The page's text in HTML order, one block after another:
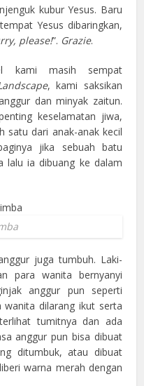
kubur Yesus. Baru
Yesus dibaringkan,
please!”. Grazie.
kami masih sempat
, kami saksikan
dan minyak zaitun.
keselamatan jiwa,
satu dari anak-anak kecil
jika sebuah batu
lalu ia dibuang ke dalam
juga tumbuh. Laki-
para wanita bernyanyi
anggur pun seperti
wanita dilarang ikut serta
tumitnya dan ada
anggur pun bisa dibuat
ditumbuk, atau dibuat
warna merah dengan